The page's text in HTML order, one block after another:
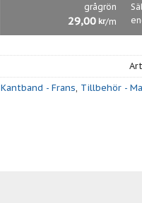
grågrön
29,00 kr/m
Kantband - Frans, Tillbehör -